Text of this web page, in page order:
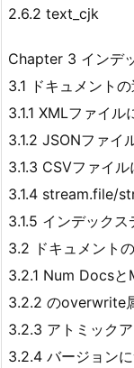
2.6.2 text_cjk
Chapter 3 インデ
3.1 ドキュメント
3.1.1 XMLファイル
3.1.2 JSONファイ
3.1.3 CSVファイ
3.1.4 stream.file/
3.1.5 インデックス
3.2 ドキュメント
3.2.1 Num Docs
3.2.2 のoverwrite
3.2.3 アトミック
3.2.4 バージョン